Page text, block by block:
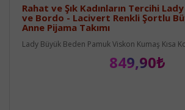
Rahat ve Şık Kadınların Tercihi
ve Bordo - Lacivert Renkli Şortlu
Anne Pijama Takımı
Lady Büyük Beden Pamuk Viskon Kumaş Kısa
849,90₺